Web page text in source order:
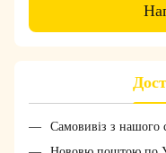
Самовивіз з нашого